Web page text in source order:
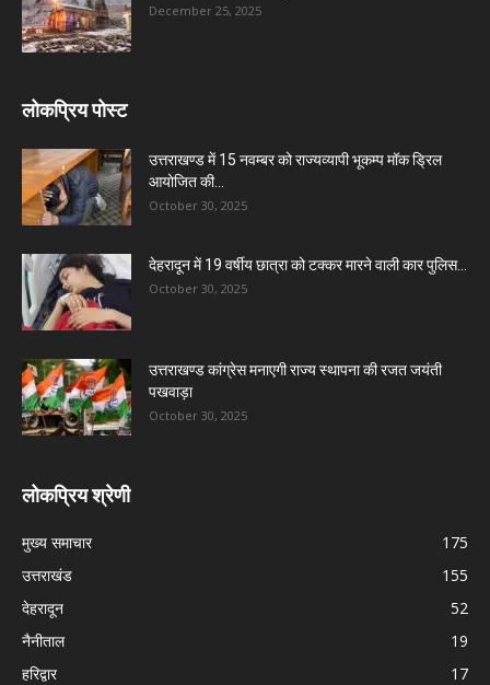
December 25, 2025
लोकप्रिय पोस्ट
उत्तराखण्ड में 15 नवम्बर को राज्यव्यापी भूकम्प मॉक ड्रिल
आयोजित की...
October 30, 2025
देहरादून में 19 वर्षीय छात्रा को टक्कर मारने वाली कार पुलिस...
October 30, 2025
उत्तराखण्ड कांग्रेस मनाएगी राज्य स्थापना की रजत जयंती
पखवाड़ा
October 30, 2025
लोकप्रिय श्रेणी
मुख्य समाचार
175
उत्तराखंड
155
देहरादून
52
नैनीताल
19
हरिद्वार
17